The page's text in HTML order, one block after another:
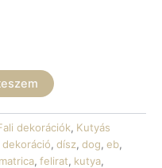
dekorációk, Kutyás
dekoráció, dísz, dog, eb,
, felirat, kutya,